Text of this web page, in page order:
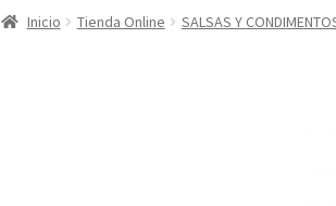
Inicio Tienda Online SALSAS Y